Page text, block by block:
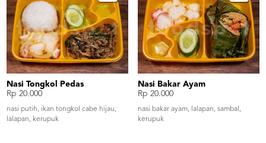
Nasi Tongkol Pedas
Rp 20.000
nasi putih, ikan tongkol cabe hijau,
lalapan, kerupuk
Nasi Bakar Ayam
Rp 20.000
nasi bakar ayam, lalapan, sambal,
kerupuk